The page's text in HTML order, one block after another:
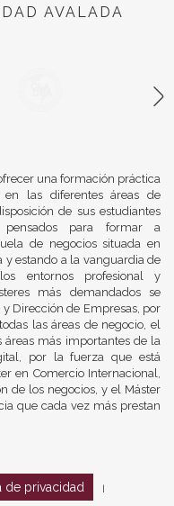
AVALADA
una formación práctica
en las diferentes áreas de
de sus estudiantes
pensados para formar a
de negocios situada en
estando a la vanguardia de
entornos profesional y
más demandados se
Dirección de Empresas, por
las áreas de negocio, el
áreas más importantes de la
por la fuerza que está
en Comercio Internacional,
de los negocios, y el Máster
que cada vez más prestan
de privacidad